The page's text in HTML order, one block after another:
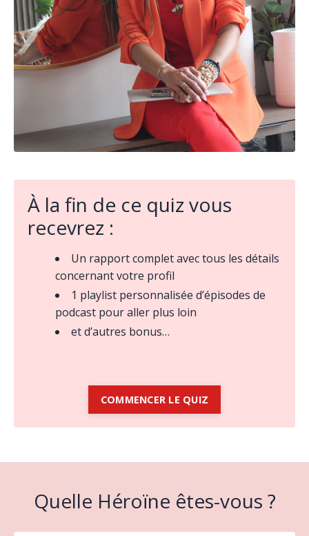
À la fin de ce quiz vous
recevrez :
Un rapport complet avec tous les détails
concernant votre profil
1 playlist personnalisée d’épisodes de
podcast pour aller plus loin
et d’autres bonus…
COMMENCER LE QUIZ
Quelle Héroïne êtes-vous ?